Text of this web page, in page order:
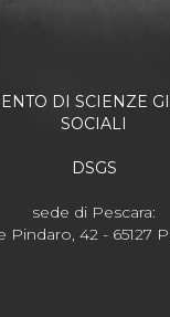
DI SCIENZE
SOCIALI
DSGS
sede di Pescara:
Pindaro, 42 - 65127